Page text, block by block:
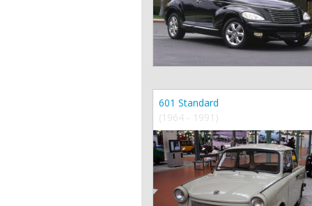
601 Standard
(1964 - 1991)